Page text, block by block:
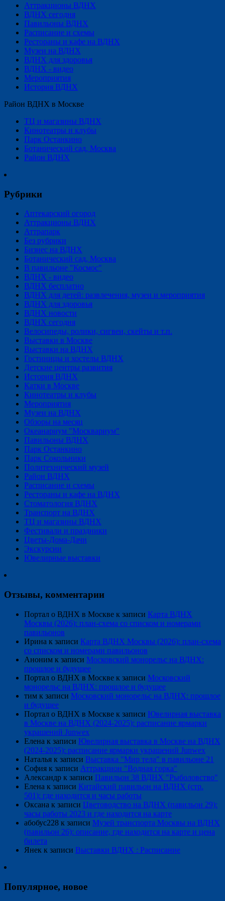
Аттракционы ВДНХ
ВДНХ сегодня
Павильоны ВДНХ
Расписание и схемы
Рестораны и кафе на ВДНХ
Музеи на ВДНХ
ВДНХ для здоровья
ВДНХ - видео
Мероприятия
История ВДНХ
Район ВДНХ в Москве
ТЦ и магазины ВДНХ
Кинотеатры и клубы
Парк Останкино
Ботанический сад, Москва
Район ВДНХ
Рубрики
Аптекарский огород
Аттракционы ВДНХ
Аттрапарк
Без рубрики
Бизнес на ВДНХ
Ботанический сад, Москва
В павильоне "Космос"
ВДНХ - видео
ВДНХ бесплатно
ВДНХ для детей: развлечения, музеи и мероприятия
ВДНХ для здоровья
ВДНХ новости
ВДНХ сегодня
Велосипеды, ролики, сигвеи, скейты и т.п.
Выставки в Москве
Выставки на ВДНХ
Гостиницы и хостелы ВДНХ
Детские центры развития
История ВДНХ
Катки в Москве
Кинотеатры и клубы
Мероприятия
Музеи на ВДНХ
Обзоры на месяц
Океанариум "Москвариум"
Павильоны ВДНХ
Парк Останкино
Парк Сокольники
Политехнический музей
Район ВДНХ
Расписание и схемы
Рестораны и кафе на ВДНХ
Стоматология ВДНХ
Транспорт на ВДНХ
ТЦ и магазины ВДНХ
Фестивали и праздники
Цветы-Дома-Дачи
Экскурсии
Ювелирные выставки
Отзывы, комментарии
Портал о ВДНХ в Москве к записи Карта ВДНХ
Москвы (2026): план-схема со списком и номерами
павильонов
Ирина к записи Карта ВДНХ Москвы (2026): план-схема
со списком и номерами павильонов
Аноним к записи Московский монорельс на ВДНХ:
прошлое и будущее
Портал о ВДНХ в Москве к записи Московский
монорельс на ВДНХ: прошлое и будущее
тим к записи Московский монорельс на ВДНХ: прошлое
и будущее
Портал о ВДНХ в Москве к записи Ювелирная выставка
в Москве на ВДНХ (2024-2025): расписание ярмарки
украшений Junwex
Елена к записи Ювелирная выставка в Москве на ВДНХ
(2024-2025): расписание ярмарки украшений Junwex
Наталья к записи Выставка "Мир тела" в павильоне 21
София к записи Аттракцион "Водная горка"
Александр к записи Павильон 38 ВДНХ "Рыболовство"
Елена к записи Китайский павильон на ВДНХ (стр.
501): где находится и часы работы
Оксана к записи Цветоводство на ВДНХ (павильон 29):
часы работы 2023 и где находится на карте
абобус228 к записи Музей транспорта Москвы на ВДНХ
(павильон 26): описание, где находится на карте и цена
билета
Янек к записи Выставки ВДНХ : Расписание
Популярное, новое